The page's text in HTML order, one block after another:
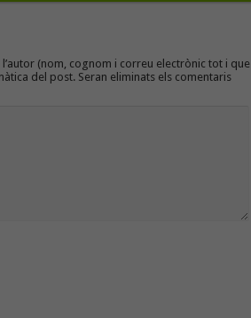
(nom, cognom i correu electrònic tot i que
del post. Seran eliminats els comentaris